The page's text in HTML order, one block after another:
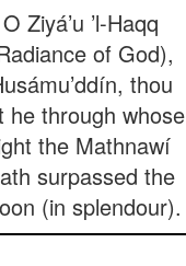
O Ziyá’u ’l-Haqq
of God),
thou
he through whose
the Mathnawí
surpassed the
(in splendour).